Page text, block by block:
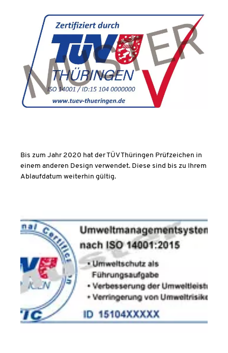
Bis zum Jahr 2020 hat der TÜV Thüringen Prüfzeichen in
einem anderen Design verwendet. Diese sind bis zu Ihrem
Ablaufdatum weiterhin gültig.